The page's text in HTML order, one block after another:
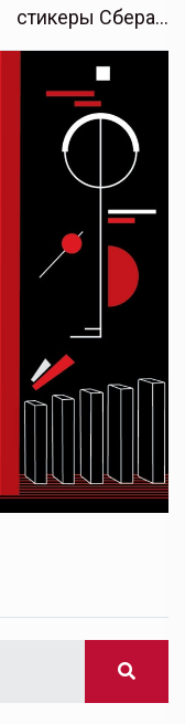
стикеры Сбера…